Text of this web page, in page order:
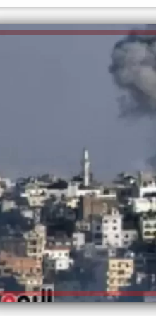
إلهام شرشر تكتب: دي مبقتش كورة..